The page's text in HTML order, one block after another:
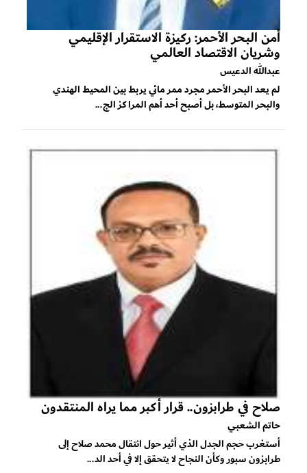
أمن البحر الأحمر: ركيزة الاستقرار الإقليمي
وشريان الاقتصاد العالمي
عبدالله الدعيس
لم يعد البحر الأحمر مجرد ممر مائي يربط بين المحيط الهندي
والبحر المتوسط، بل أصبح أحد أهم المراكز الج...
صلاح في طرابزون.. قرار أكبر مما يراه المنتقدون
حاتم الشعبي
أستغرب حجم الجدل الذي أثير حول انتقال محمد صلاح إلى
طرابزون سبور وكأن النجاح لا يتحقق إلا في أحد الد...